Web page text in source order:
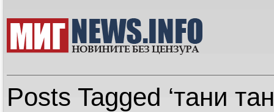
Posts Tagged ‘тани